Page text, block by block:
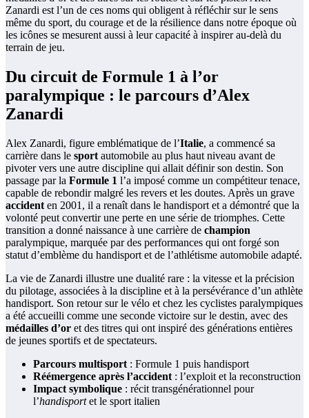
Zanardi est l’un de ces noms qui obligent à réfléchir sur le sens
même du sport, du courage et de la résilience dans notre époque où
les icônes se mesurent aussi à leur capacité à inspirer au-delà du
terrain de jeu.
Du circuit de Formule 1 à l’or
paralympique : le parcours d’Alex
Zanardi
Alex Zanardi, figure emblématique de l’Italie, a commencé sa
carrière dans le sport automobile au plus haut niveau avant de
pivoter vers une autre discipline qui allait définir son destin. Son
passage par la Formule 1 l’a imposé comme un compétiteur tenace,
capable de rebondir malgré les revers et les doutes. Après un grave
accident en 2001, il a renaît dans le handisport et a démontré que la
volonté peut convertir une perte en une série de triomphes. Cette
transition a donné naissance à une carrière de champion
paralympique, marquée par des performances qui ont forgé son
statut d’emblème du handisport et de l’athlétisme automobile adapté.
La vie de Zanardi illustre une dualité rare : la vitesse et la précision
du pilotage, associées à la discipline et à la persévérance d’un athlète
handisport. Son retour sur le vélo et chez les cyclistes paralympiques
a été accueilli comme une seconde victoire sur le destin, avec des
médailles d’or et des titres qui ont inspiré des générations entières
de jeunes sportifs et de spectateurs.
Parcours multisport : Formule 1 puis handisport
Réémergence après l’accident : l’exploit et la reconstruction
Impact symbolique : récit transgénérationnel pour
l’handisportet le sport italien